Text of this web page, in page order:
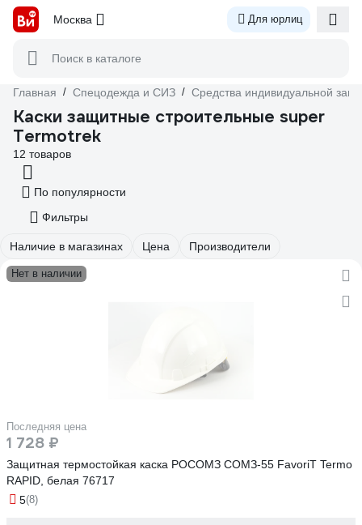
Москва Для юрлиц
Поиск в каталоге
Главная / Спецодежда и СИЗ / Средства индивидуальной
Каски защитные строительные super
Termotrek
12 товаров
По популярности
Фильтры
Наличие в магазинах Цена Производители
Нет в наличии
Последняя цена
1 728 ₽
Защитная термостойкая каска РОСОМЗ СОМЗ-55 FavoriT Termo
RAPID, белая 76717
5(8)